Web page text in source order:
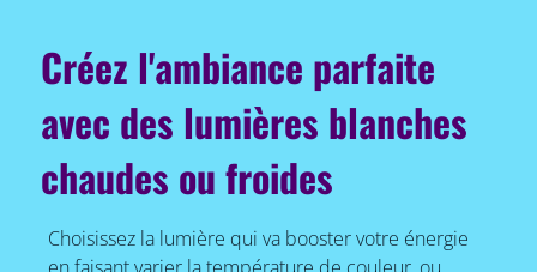
Créez l'ambiance parfaite
avec des lumières blanches
chaudes ou froides
Choisissez la lumière qui va booster votre énergie